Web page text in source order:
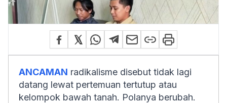
ANCAMAN radikalisme disebut tidak lagi
datang lewat pertemuan tertutup atau
kelompok bawah tanah. Polanya berubah.